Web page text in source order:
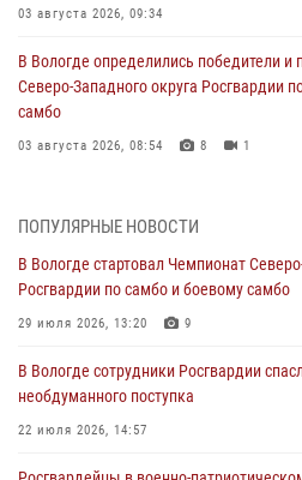
03 августа 2026, 09:34
В Вологде определились победители
Северо-Западного округа Росгвардии
самбо
03 августа 2026, 08:54 8 1
ОХРАНЫ РОСГВАРДИИ В
02 августа 2026, 10:37
Росгвардейцы в г. Соколе задержали
31 июля 2026, 06:43
В Вологде стартовал Чемпионат Северо-
ПОПУЛЯРНЫЕ НОВОСТИ
В Вологде стартовал Чемпионат
Росгвардии по самбо и боевому самбо
29 июля 2026, 13:20 9
В Вологде сотрудники Росгвардии
необдуманного поступка
22 июля 2026, 14:57